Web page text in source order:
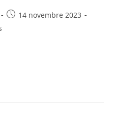
14 novembre 2023